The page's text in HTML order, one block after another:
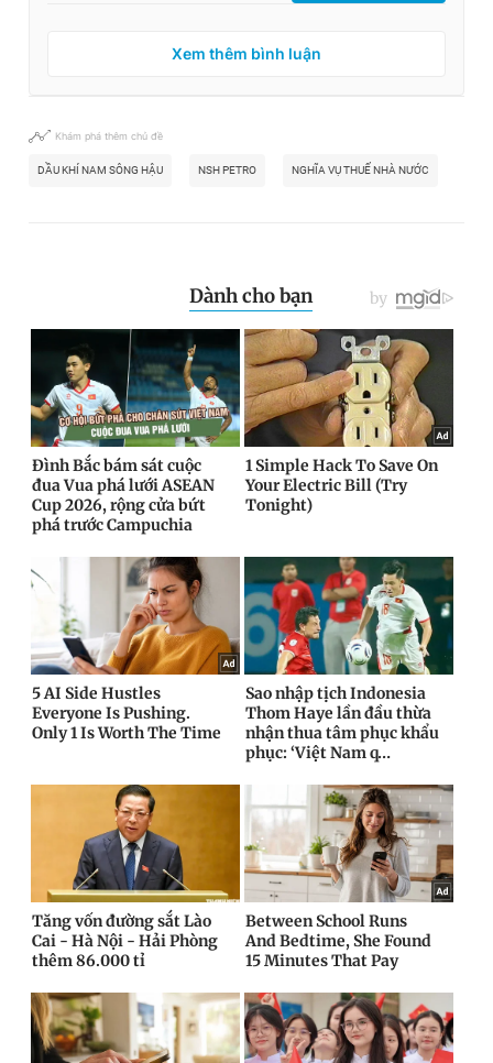
Xem thêm bình luận
Khám phá thêm chủ đề
DẦU KHÍ NAM SÔNG HẬU NSH PETRO NGHĨA VỤ THUẾ NHÀ NƯỚC